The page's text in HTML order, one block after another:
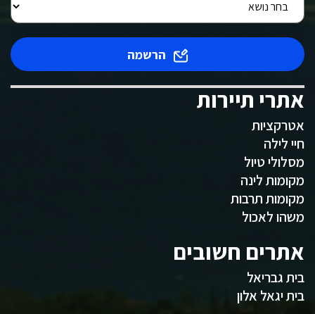
הרשמה
אתרי תיירות
אטרקציות
חיי לילה
מסלולי טיול
מקומות לינה
מקומות תרבות
משהו לאכול
אתרים חשובים
בית גבריאל
בית יגאל אלון